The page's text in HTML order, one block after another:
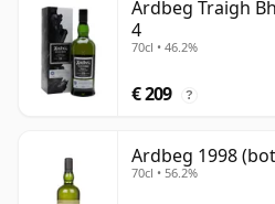
Ardbeg Traigh
4
70cl • 46.2%
€ 209 ?
Ardbeg 1998
70cl • 56.2%